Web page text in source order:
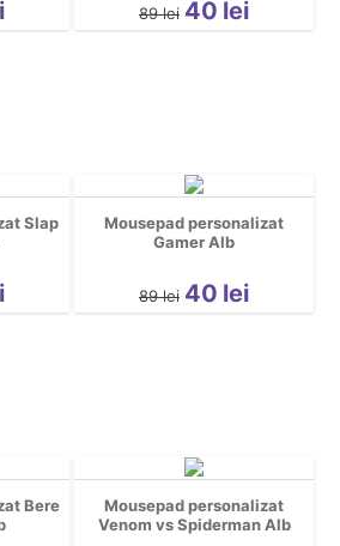
89 lei 40 lei
Slap
Mousepad personalizat
Gamer Alb
89 lei 40 lei
Bere
Mousepad personalizat
Venom vs Spiderman Alb